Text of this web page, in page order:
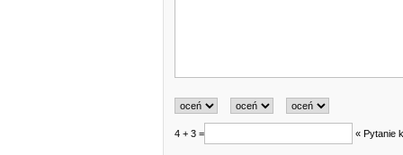
4 + 3 = « Pytanie